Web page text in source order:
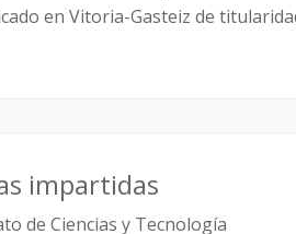
en Vitoria-Gasteiz de
impartidas
de Ciencias y Tecnología